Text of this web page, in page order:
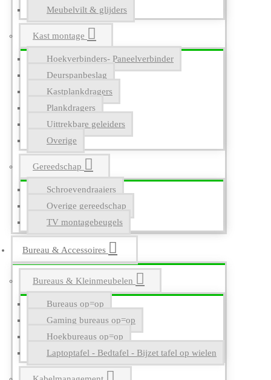
Meubelvilt & glijders
Kast montage
Hoekverbinders- Paneelverbinder
Deurspanbeslag
Kastplankdragers
Plankdragers
Uittrekbare geleiders
Overige
Gereedschap
Schroevendraaiers
Overige gereedschap
TV montagebeugels
Bureau & Accessoires
Bureaus & Kleinmeubelen
Bureaus op=op
Gaming bureaus op=op
Hoekbureaus op=op
Laptoptafel - Bedtafel - Bijzet tafel op wielen